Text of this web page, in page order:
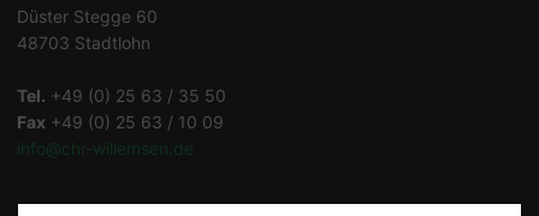
Düster Stegge 60
48703 Stadtlohn
Tel. +49 (0) 25 63 / 35 50
Fax +49 (0) 25 63 / 10 09
info@chr-willemsen.de